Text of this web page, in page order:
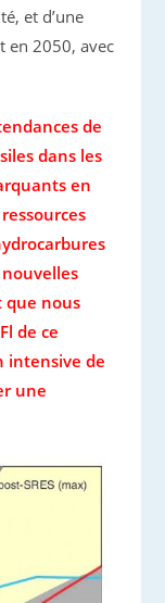
et d’une
en 2050, avec
de
dans les
en
que nous
de ce
intensive de
une